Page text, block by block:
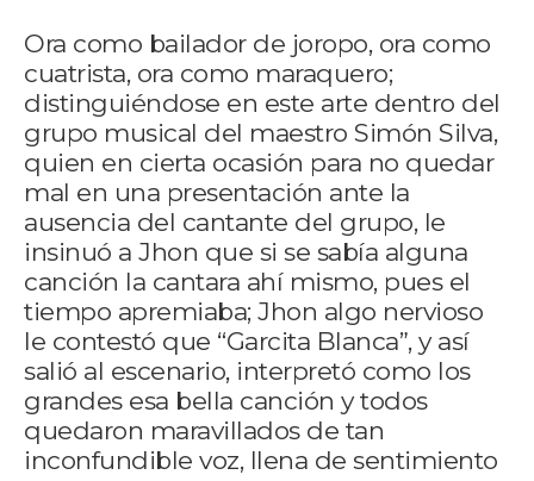
Ora como bailador de joropo, ora como
cuatrista, ora como maraquero;
distinguiéndose en este arte dentro del
grupo musical del maestro Simón Silva,
quien en cierta ocasión para no quedar
mal en una presentación ante la
ausencia del cantante del grupo, le
insinuó a Jhon que si se sabía alguna
canción la cantara ahí mismo, pues el
tiempo apremiaba; Jhon algo nervioso
le contestó que “Garcita Blanca”, y así
salió al escenario, interpretó como los
grandes esa bella canción y todos
quedaron maravillados de tan
inconfundible voz, llena de sentimiento